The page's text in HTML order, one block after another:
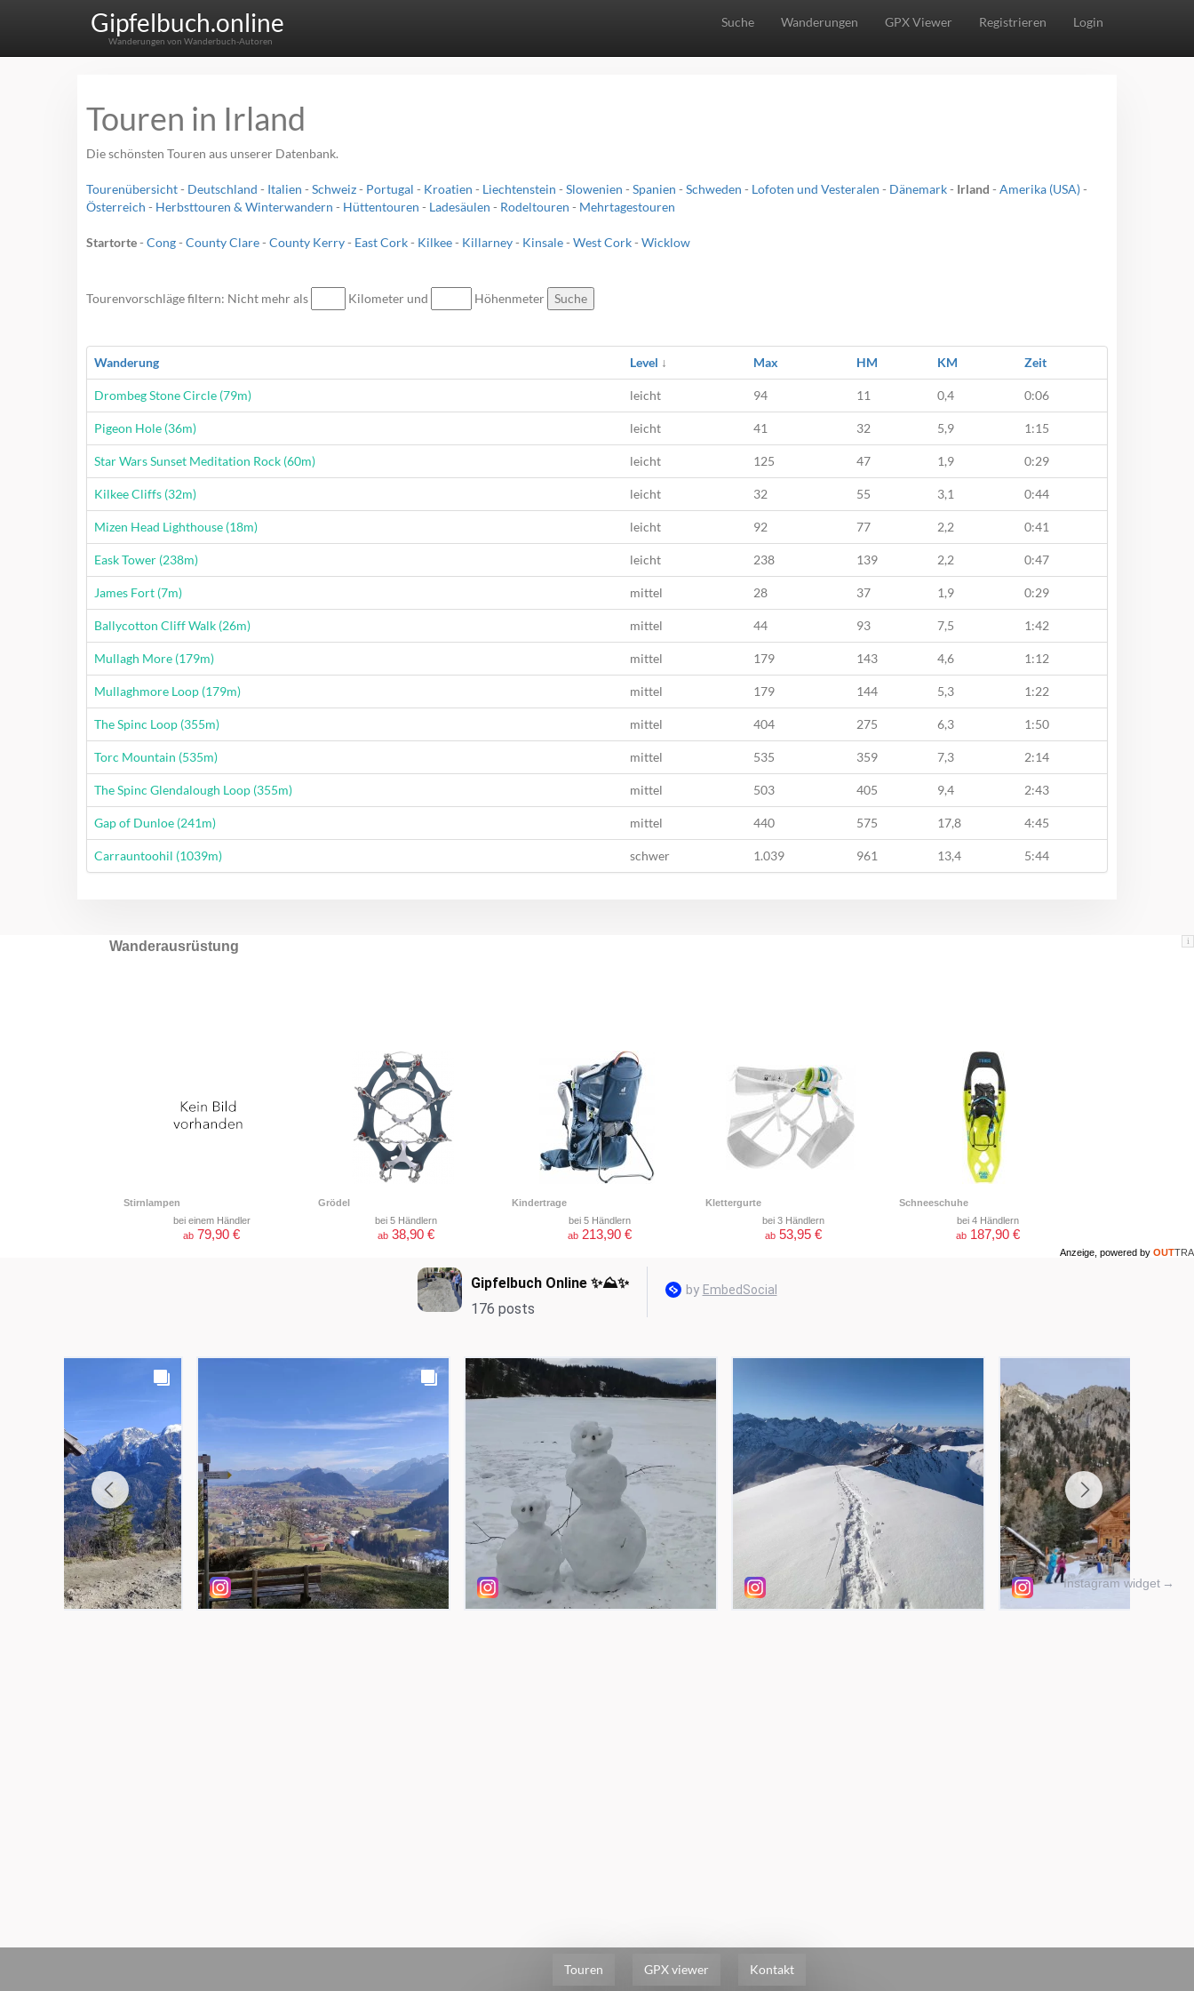
Gipfelbuch.online
Wanderungen von Wanderbuch-Autoren
Suche Wanderungen GPX Viewer Registrieren Login
Touren in Irland
Die schönsten Touren aus unserer Datenbank.
Tourenübersicht- Deutschland - Italien - Schweiz- Portugal - Kroatien - Liechtenstein - Slowenien - Spanien - Schweden - Lofoten und Vesteralen - Dänemark- Irland - Amerika (USA)-
Österreich - Herbsttouren & Winterwandern - Hüttentouren - Ladesäulen - Rodeltouren - Mehrtagestouren
Startorte- Cong- County Clare- County Kerry- East Cork- Kilkee- Killarney- Kinsale- West Cork- Wicklow
Tourenvorschläge filtern: Nicht mehr als Kilometer und Höhenmeter Suche
Wanderung Level ↓ Max HM KM Zeit
Wanderung
Drombeg Stone Circle (79m) leicht 94 11 0,4 0:06
Wanderung
Pigeon Hole (36m) leicht 41 32 5,9 1:15
Wanderung
Star Wars Sunset Meditation Rock (60m) leicht 125 47 1,9 0:29
Wanderung
Kilkee Cliffs (32m) leicht 32 55 3,1 0:44
Wanderung
Mizen Head Lighthouse (18m) leicht 92 77 2,2 0:41
Wanderung
Eask Tower (238m) leicht 238 139 2,2 0:47
Wanderung
James Fort (7m) mittel 28 37 1,9 0:29
Wanderung
Ballycotton Cliff Walk (26m) mittel 44 93 7,5 1:42
Wanderung
Mullagh More (179m) mittel 179 143 4,6 1:12
Wanderung
Mullaghmore Loop (179m) mittel 179 144 5,3 1:22
Wanderung
The Spinc Loop (355m) mittel 404 275 6,3 1:50
Wanderung
Torc Mountain (535m) mittel 535 359 7,3 2:14
Wanderung
The Spinc Glendalough Loop (355m) mittel 503 405 9,4 2:43
Wanderung
Gap of Dunloe (241m) mittel 440 575 17,8 4:45
Wanderung
Carrauntoohil (1039m) schwer 1.039 961 13,4 5:44
i
Wanderausrüstung
Stirnlampen
bei einem Händler
ab 79,90 €
Grödel
bei 5 Händlern
ab 38,90 €
Kindertrage
bei 5 Händlern
ab 213,90 €
Klettergurte
bei 3 Händlern
ab 53,95 €
Schneeschuhe
bei 4 Händlern
ab 187,90 €
Anzeige, powered by OUTTRA
Instagram widget →
Touren GPX viewer Kontakt